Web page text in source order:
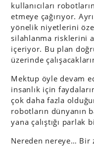
kullanıcıları
etmeye çağırıyor.
yönelik niyetlerini
silahlanma risklerini
içeriyor. Bu plan
üzerinde
Mektup öyle devam
insanlık için
çok daha fazla
robotların dünyanın
yana çalıştığı parlak
Nereden nereye…